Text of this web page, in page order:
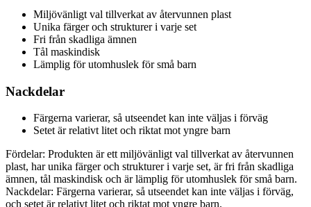
Miljövänligt val tillverkat av återvunnen plast
Unika färger och strukturer i varje set
Fri från skadliga ämnen
Tål maskindisk
Lämplig för utomhuslek för små barn
Nackdelar
Färgerna varierar, så utseendet kan inte väljas i förväg
Setet är relativt litet och riktat mot yngre barn
Fördelar: Produkten är ett miljövänligt val tillverkat av återvunnen
plast, har unika färger och strukturer i varje set, är fri från skadliga
ämnen, tål maskindisk och är lämplig för utomhuslek för små barn.
Nackdelar: Färgerna varierar, så utseendet kan inte väljas i förväg,
och setet är relativt litet och riktat mot yngre barn.